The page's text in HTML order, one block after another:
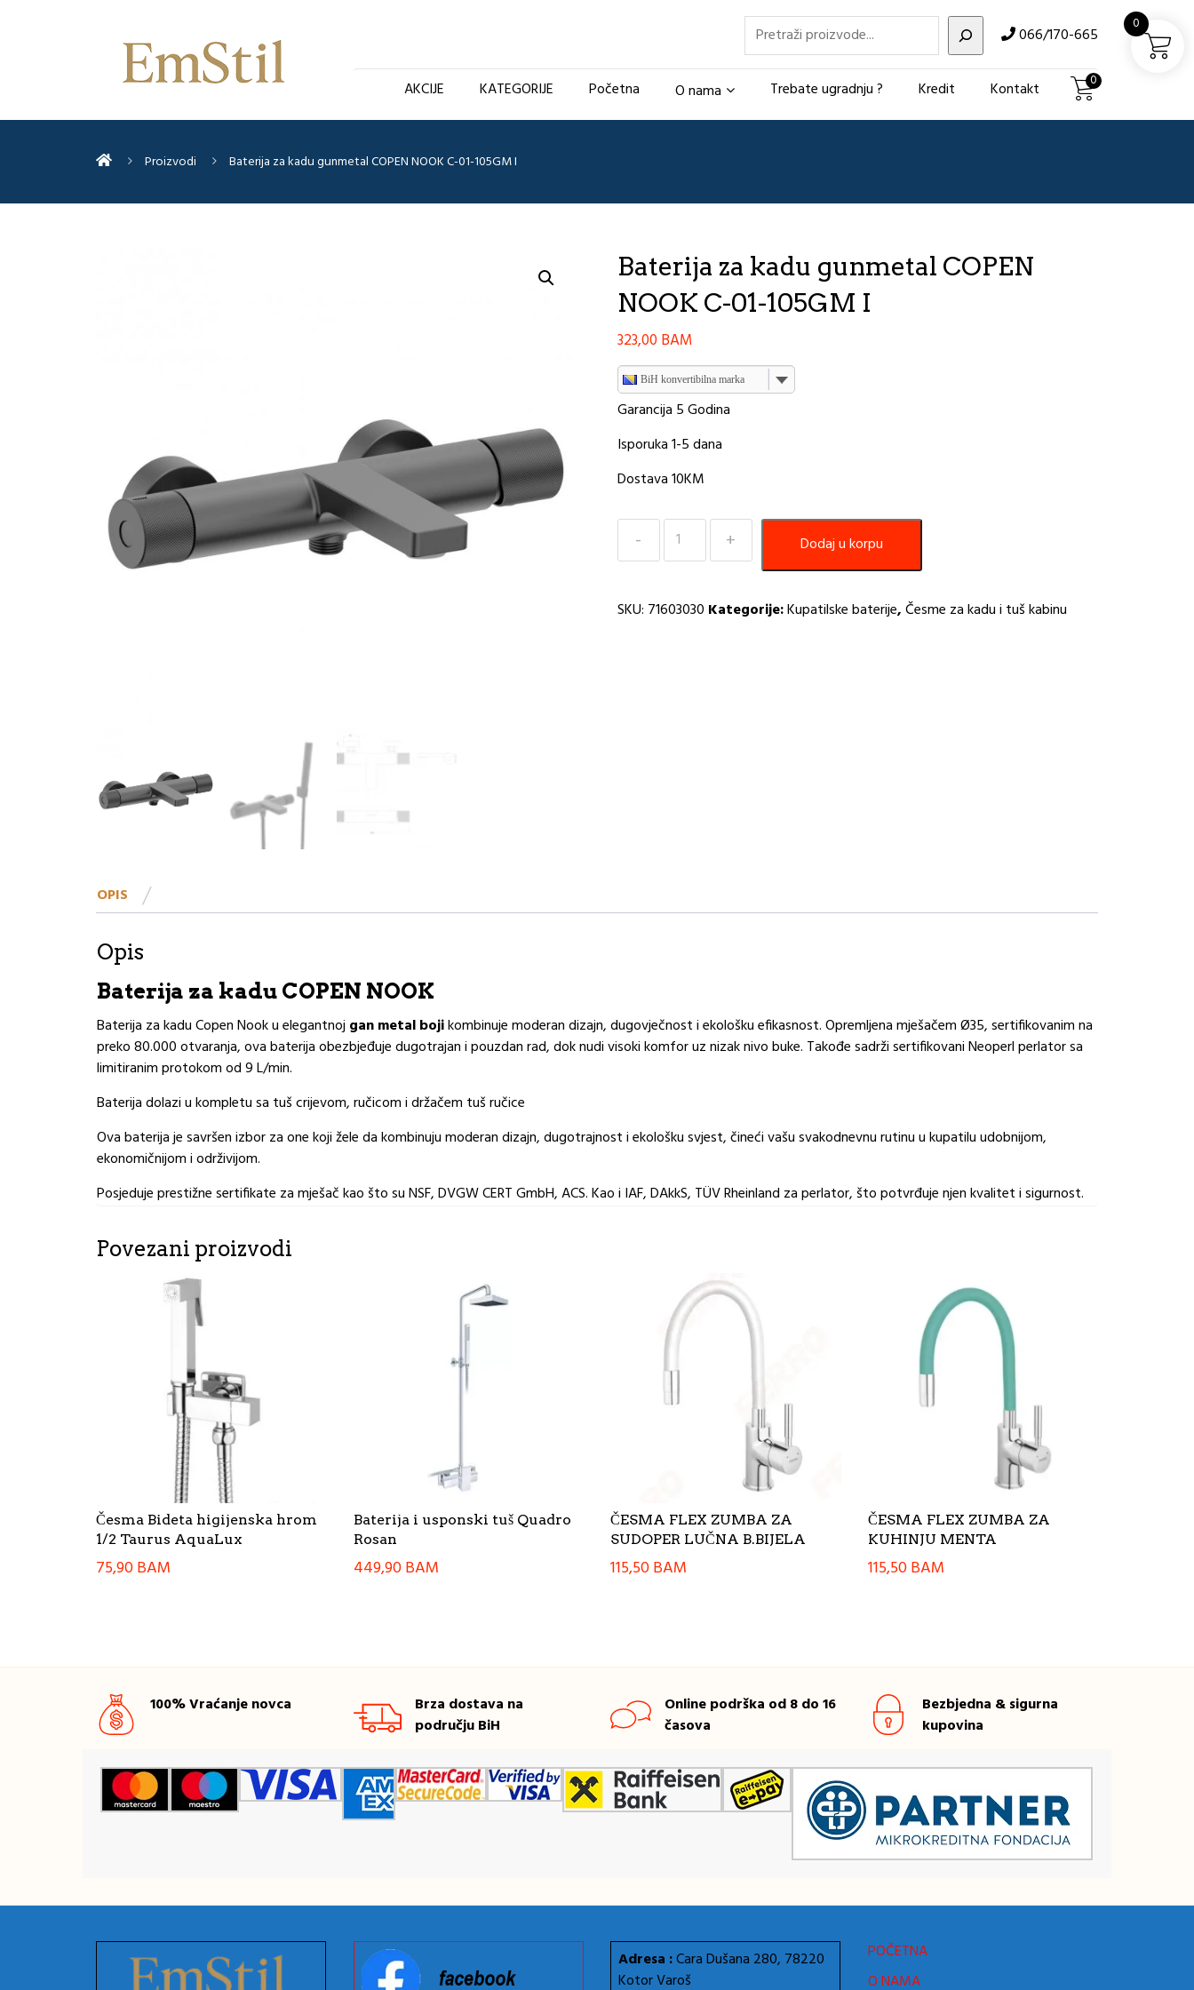
Pretraži 066/170-665
AKCIJE KATEGORIJE Početna O nama Trebate ugradnju ? Kredit Kontakt 0
Proizvodi Baterija za kadu gunmetal COPEN NOOK C-01-105GM I
Baterija za kadu gunmetal COPEN
NOOK C-01-105GM I
323,00 BAM
BiH konvertibilna marka
Garancija 5 Godina
Isporuka 1-5 dana
Dostava 10KM
Baterija
COPEN
Dodaj u korpu
SKU: 71603030 Kategorije:Kupatilske baterije,Česme za kadu i tuš kabinu
OPIS
Opis
Baterija za kadu COPEN NOOK
Baterija za kadu Copen Nook u elegantnoj gan metal bojikombinuje moderan dizajn, dugovječnost i ekološku efikasnost. Opremljena mješačem Ø35, sertifikovanim na
preko 80.000 otvaranja, ova baterija obezbjeđuje dugotrajan i pouzdan rad, dok nudi visoki komfor uz nizak nivo buke. Takođe sadrži sertifikovani Neoperl perlator sa
limitiranim protokom od 9 L/min.
Baterija dolazi u kompletu sa tuš crijevom, ručicom i držačem tuš ručice
Ova baterija je savršen izbor za one koji žele da kombinuju moderan dizajn, dugotrajnost i ekološku svjest, čineći vašu svakodnevnu rutinu u kupatilu udobnijom,
ekonomičnijom i održivijom.
Posjeduje prestižne sertifikate za mješač kao što su NSF, DVGW CERT GmbH, ACS. Kao i IAF, DAkkS, TÜV Rheinland za perlator, što potvrđuje njen kvalitet i sigurnost.
Povezani proizvodi
Česma Bideta higijenska hrom
1/2 Taurus AquaLux
75,90BAM
Baterija i usponski tuš Quadro
Rosan
449,90BAM
ČESMA FLEX ZUMBA ZA
SUDOPER LUČNA B.BIJELA
115,50BAM
ČESMA FLEX ZUMBA ZA
KUHINJU MENTA
115,50BAM
100% Vraćanje novca
Brza dostava na
području BiH
Online podrška od 8 do 16
časova
Bezbjedna & sigurna
kupovina
Adresa :Cara Dušana 280, 78220
Kotor Varoš
POČETNA
O NAMA
0